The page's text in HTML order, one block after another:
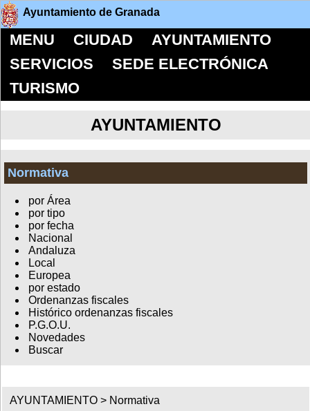
Ayuntamiento de Granada
MENU CIUDAD
AYUNTAMIENTO
SERVICIOS
SEDE ELECTRÓNICA
TURISMO
AYUNTAMIENTO
Normativa
por Área
por tipo
por fecha
Nacional
Andaluza
Local
Europea
por estado
Ordenanzas fiscales
Histórico ordenanzas fiscales
P.G.O.U.
Novedades
Buscar
AYUNTAMIENTO > Normativa